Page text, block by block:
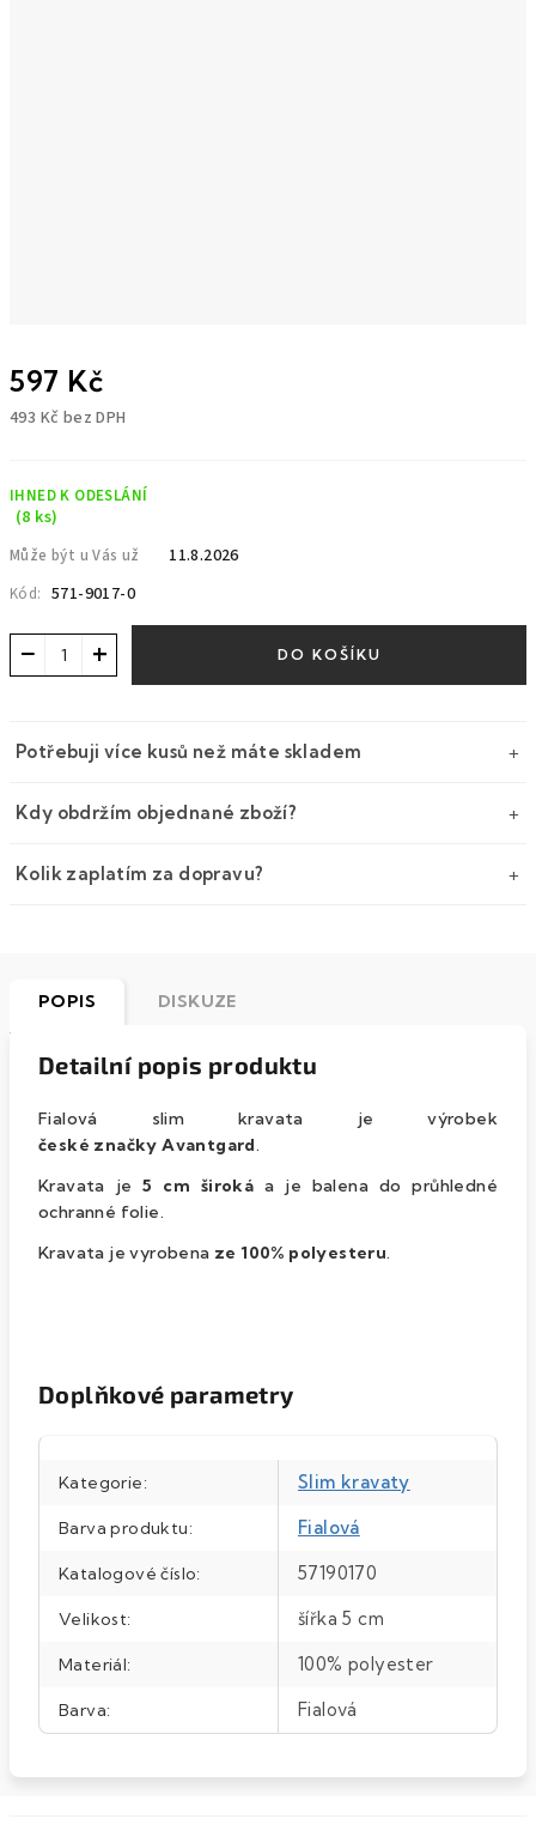
597 Kč
493 Kč bez DPH
IHNED K ODESLÁNÍ
(8 ks)
Může být u Vás už 11.8.2026
Kód: 571-9017-0
+
− DO KOŠÍKU
Potřebuji více kusů než máte skladem
Kdy obdržím objednané zboží?
Kolik zaplatím za dopravu?
POPIS DISKUZE
Detailní popis produktu
Fialová slim kravata je výrobek
české značky Avantgard.
Kravata je5 cm široká a je balena do průhledné
ochranné folie.
Kravata je vyrobena ze 100% polyesteru.
Doplňkové parametry
Kategorie: Slim kravaty
Barva produktu: Fialová
Katalogové číslo: 57190170
Velikost: šířka 5 cm
Materiál: 100% polyester
Barva: Fialová